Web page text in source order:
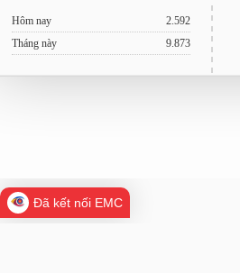
Hôm nay
Tháng này
2.592
9.873
Đã kết nối EMC